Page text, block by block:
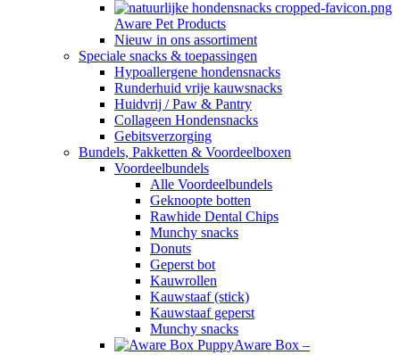
Aware Pet Products
Nieuw in ons assortiment
Speciale snacks & toepassingen
Hypoallergene hondensnacks
Runderhuid vrije kauwsnacks
Huidvrij / Paw & Pantry
Collageen Hondensnacks
Gebitsverzorging
Bundels, Pakketten & Voordeelboxen
Voordeelbundels
Alle Voordeelbundels
Geknoopte botten
Rawhide Dental Chips
Munchy snacks
Donuts
Geperst bot
Kauwrollen
Kauwstaaf (stick)
Kauwstaaf geperst
Munchy snacks
Aware Box –